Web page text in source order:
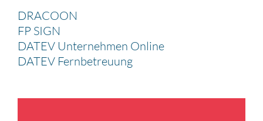
DRACOON
FP SIGN
DATEV Unternehmen Online
DATEV Fernbetreuung